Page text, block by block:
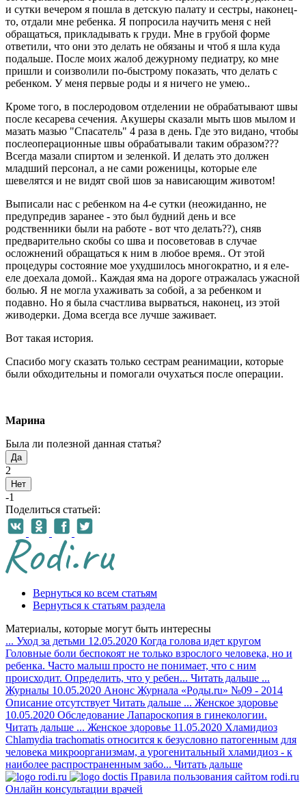
и сутки вечером я пошла в детскую палату и сестры, наконец-
то, отдали мне ребенка. Я попросила научить меня с ней
обращаться, прикладывать к груди. Мне в грубой форме
ответили, что они это делать не обязаны и чтоб я шла куда
подальше. После моих жалоб дежурному педиатру, ко мне
пришли и соизволили по-быстрому показать, что делать с
ребенком. У меня первые роды и я ничего не умею..
Кроме того, в послеродовом отделении не обрабатывают швы
после кесарева сечения. Акушеры сказали мыть шов мылом и
мазать мазью "Спасатель" 4 раза в день. Где это видано, чтобы
послеоперационные швы обрабатывали таким образом???
Всегда мазали спиртом и зеленкой. И делать это должен
младший персонал, а не сами роженицы, которые еле
шевелятся и не видят свой шов за нависающим животом!
Выписали нас с ребенком на 4-е сутки (неожиданно, не
предупредив заранее - это был будний день и все
родственники были на работе - вот что делать??), сняв
предварительно скобы со шва и посоветовав в случае
осложнений обращаться к ним в любое время.. От этой
процедуры состояние мое ухудшилось многократно, и я еле-
еле доехала домой.. Каждая яма на дороге отражалась ужасной
болью. Я не могла ухаживать за собой, а за ребенком и
подавно. Но я была счастлива вырваться, наконец, из этой
живодерки. Дома всегда все лучше заживает.
Вот такая история.
Спасибо могу сказать только сестрам реанимации, которые
были обходительны и помогали очухаться после операции.
Марина
Была ли полезной данная статья?
Да
2
Нет
-1
Поделиться статьей:
Вернуться ко всем статьям
Вернуться к статьям раздела
Материалы, которые могут быть интересны
... Уход за детьми 12.05.2020 Когда голова идет кругом
Головные боли беспокоят не только взрослого человека, но и
ребенка. Часто малыш просто не понимает, что с ним
происходит. Определить, что у ребен... Читать дальше ...
Журналы 10.05.2020 Анонс Журнала «Роды.ru» №09 - 2014
Описание отсутствует Читать дальше ... Женское здоровье
10.05.2020 Обследование Лапароскопия в гинекологии.
Читать дальше ... Женское здоровье 11.05.2020 Хламидиоз
Chlamydia trachomatis относится к безусловно патогенным для
человека микроорганизмам, а урогенитальный хламидиоз - к
наиболее распространенным забо... Читать дальше
Правила пользования сайтом rodi.ru
Онлайн консультации врачей